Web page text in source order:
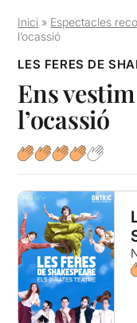
Inici » Espectacles
l’ocassió
LES FERES DE
Ens
l’ocassió